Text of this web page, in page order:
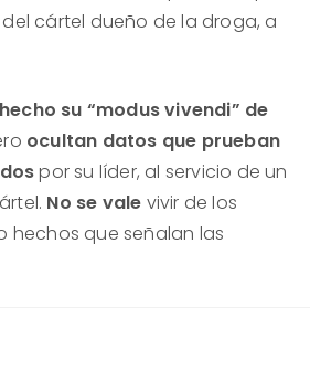
cártel dueño de la droga, a
su “modus vivendi” de
ocultan datos que prueban
por su líder, al servicio de un
No se vale vivir de los
hechos que señalan las